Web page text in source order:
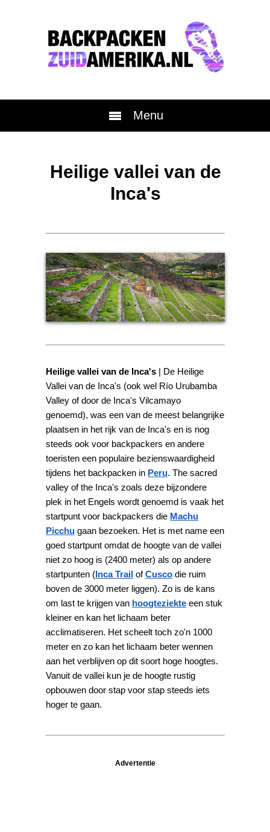
Menu
Heilige vallei van de
Inca's
Heilige vallei van de Inca's | De Heilige
Vallei van de Inca's (ook wel Río Urubamba
Valley of door de Inca's Vilcamayo
genoemd), was een van de meest belangrijke
plaatsen in het rijk van de Inca's en is nog
steeds ook voor backpackers en andere
toeristen een populaire bezienswaardigheid
tijdens het backpacken in Peru. The sacred
valley of the Inca's zoals deze bijzondere
plek in het Engels wordt genoemd is vaak het
startpunt voor backpackers die Machu
Picchu gaan bezoeken. Het is met name een
goed startpunt omdat de hoogte van de vallei
niet zo hoog is (2400 meter) als op andere
startpunten (Inca Trail ofCusco die ruim
boven de 3000 meter liggen). Zo is de kans
om last te krijgen van hoogteziekte een stuk
kleiner en kan het lichaam beter
acclimatiseren. Het scheelt toch zo'n 1000
meter en zo kan het lichaam beter wennen
aan het verblijven op dit soort hoge hoogtes.
Vanuit de vallei kun je de hoogte rustig
opbouwen door stap voor stap steeds iets
hoger te gaan.
Advertentie